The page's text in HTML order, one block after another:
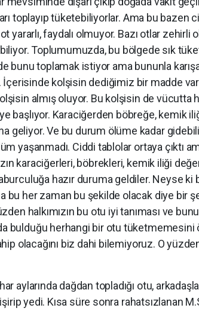
toplayıp tüketebiliyorlar. Ama bu bazen
yararlı, faydalı olmuyor. Bazı otlar zehirli
Toplumumuzda, bu bölgede sık
bunu toplamak istiyor ama bununla
kolşisin dediğimiz bir madde
almış oluyor. Bu kolşisin de vücutta
başlıyor. Karaciğerden böbreğe, kemik
geliyor. Ve bu durum ölüme kadar
yaşanmadı. Ciddi tablolar ortaya çıktı
karaciğerleri, böbrekleri, kemik iliği
hazır duruma geldiler. Neyse ki
bu her zaman bu şekilde olacak diye bir
halkımızın bu otu iyi tanıması ve
bulduğu herhangi bir otu tüketmemesini
olacağını biz dahi bilemiyoruz. O
aylarında dağdan topladığı otu,
yedi. Kısa süre sonra rahatsızlanan